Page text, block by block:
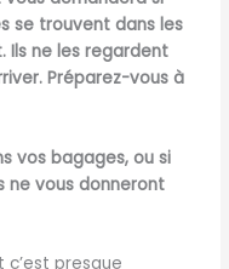
se trouvent dans les
Ils ne les regardent
Préparez-vous à
vos bagages, ou si
ne vous donneront
presque